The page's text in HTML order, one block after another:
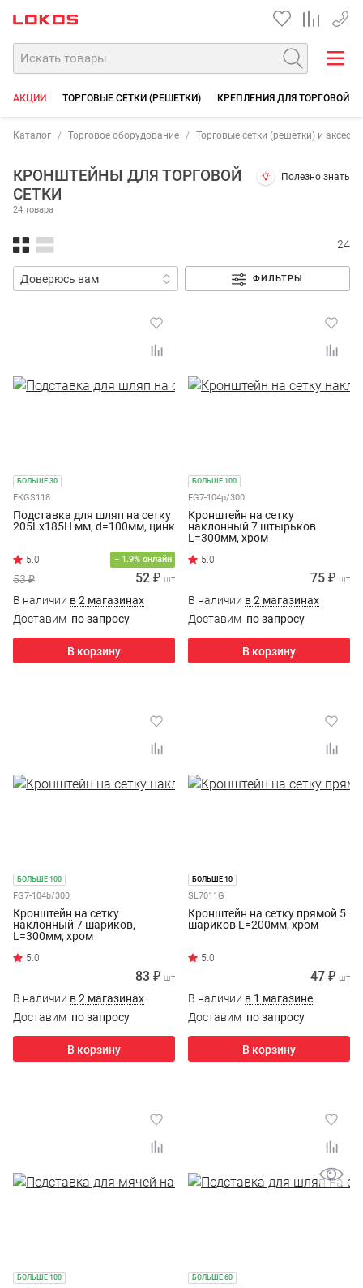
+7
АКЦИИ ТОРГОВЫЕ СЕТКИ (РЕШЕТКИ) КРЕПЛЕНИЯ ДЛЯ ТОРГОВОЙ
Каталог Торговое оборудование Торговые сетки (решетки) и
КРОНШТЕЙНЫ ДЛЯ ТОРГОВОЙ
СЕТКИ
24 товара
Полезно знать
24
ФИЛЬТРЫ
БОЛЬШЕ 30
EKGS118
Подставка для шляп на сетку
205Lx185H мм, d=100мм, цинк
− 1.9% онлайн
53 ₽ 52 ₽ шт
В наличии в 2 магазинах
Доставим по запросу
В корзину
БОЛЬШЕ 100
FG7-104p/300
Кронштейн на сетку
наклонный 7 штырьков
L=300мм, хром
75 ₽ шт
В наличии в 2 магазинах
Доставим по запросу
В корзину
БОЛЬШЕ 100
FG7-104b/300
Кронштейн на сетку
наклонный 7 шариков,
L=300мм, хром
83 ₽ шт
В наличии в 2 магазинах
Доставим по запросу
В корзину
БОЛЬШЕ 10
SL7011G
Кронштейн на сетку прямой 5
шариков L=200мм, хром
47 ₽ шт
В наличии в 1 магазине
Доставим по запросу
В корзину
БОЛЬШЕ 100 БОЛЬШЕ 60